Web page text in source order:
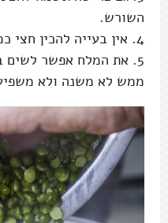
השורש.
4. אין בעייה להכין חצי כמות וכמות כפולה.
5. את המלח אפשר
ממש לא משנה ולא